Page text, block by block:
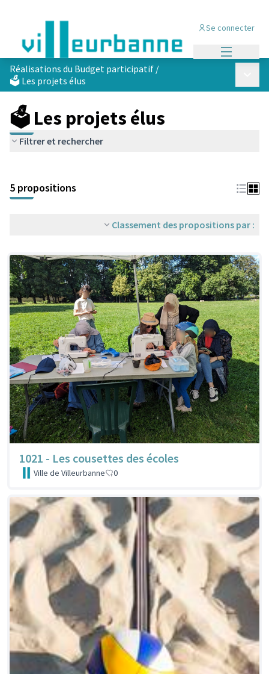
Se connecter
Réalisations du Budget participatif /
🗳️ Les projets élus
🗳️ Les projets élus
Filtrer et rechercher
+
−
5 propositions
Classement des propositions par :
1021 - Les cousettes des écoles
Ville de Villeurbanne 0